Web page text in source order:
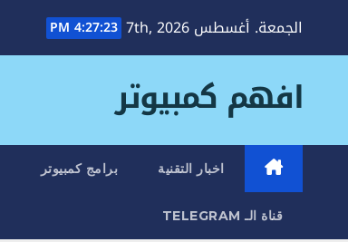
الجمعة. أغسطس 7th, 2026 4:27:24 PM
افهم كمبيوتر
اخبار التقنية برامج كمبيوتر
قناة الـ TELEGRAM